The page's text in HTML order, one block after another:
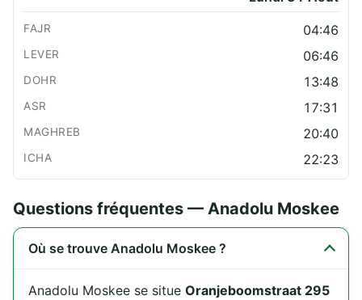
04:46
06:46
13:48
17:31
20:40
22:23
Questions fréquentes — Anadolu Moskee
Où se trouve Anadolu Moskee ?
Anadolu Moskee se situe Oranjeboomstraat 295